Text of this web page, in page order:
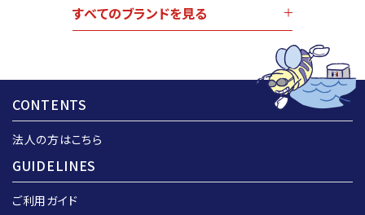
すべてのブランドを見る
CONTENTS
法人の方はこちら
GUIDELINES
ご利用ガイド